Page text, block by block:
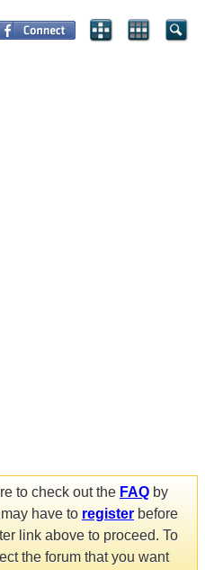
to check out the FAQ by
have to register before
link above to proceed. To
the forum that you want